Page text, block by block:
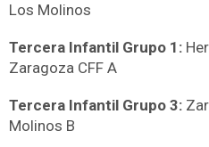
Los Molinos
Tercera Infantil Grupo 1:
Zaragoza CFF A
Tercera Infantil Grupo 3:
Molinos B